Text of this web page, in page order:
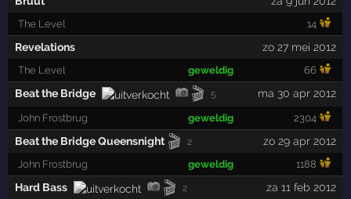
The Level 14
Revelations zo 27 mei 2012
The Level geweldig 66
Beat the Bridge 🎬 5 ma 30 apr 2012
John Frostbrug geweldig 2304
Beat the Bridge Queensnight 🎬 2 zo 29 apr 2012
John Frostbrug geweldig 1188
Hard Bass 🎬 2 za 11 feb 2012